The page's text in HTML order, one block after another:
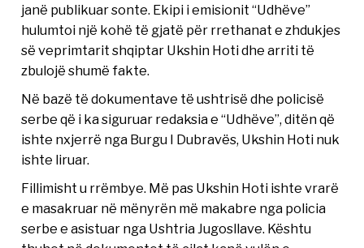
janë publikuar sonte. Ekipi i emisionit “Udhëve”
hulumtoi një kohë të gjatë për rrethanat e zhdukjes
së veprimtarit shqiptar Ukshin Hoti dhe arriti të
zbulojë shumë fakte.
Në bazë të dokumentave të ushtrisë dhe policisë
serbe që i ka siguruar redaksia e “Udhëve”, ditën që
ishte nxjerrë nga Burgu I Dubravës, Ukshin Hoti nuk
ishte liruar.
Fillimisht u rrëmbye. Më pas Ukshin Hoti ishte vrarë
e masakruar në mënyrën më makabre nga policia
serbe e asistuar nga Ushtria Jugosllave. Kështu